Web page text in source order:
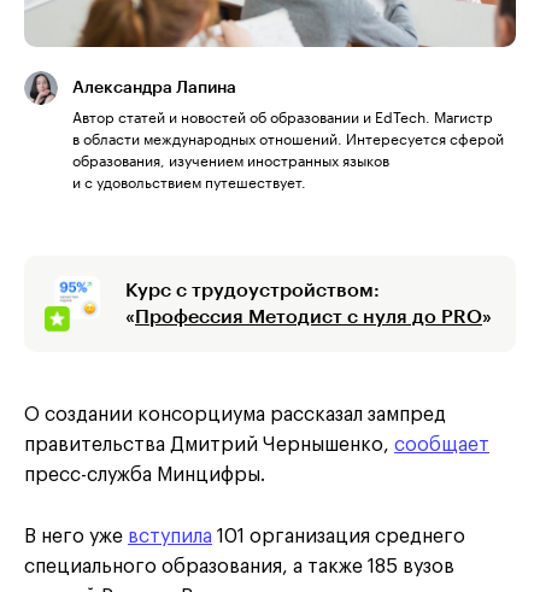
Александра Лапина
Автор статей и новостей об образовании и EdTech. Магистр
в области международных отношений. Интересуется сферой
образования, изучением иностранных языков
и с удовольствием путешествует.
Курс с трудоустройством:
« Профессия Методист с нуля до PRO»
О создании консорциума рассказал зампред
правительства Дмитрий Чернышенко, сообщает
пресс-служба Минцифры.
В него уже вступила 101 организация среднего
специального образования, а также 185 вузов